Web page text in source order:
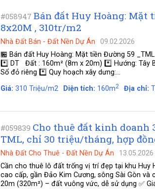
#058947 Bán đất Huy Hoàng: Mặt
8x20M , 310tr/m2
Nhà Đất Bán - Đất Nền Dự Án
09.02.2026
🏪 Bán đất Huy Hoàng: Mặt tiền Đường 59
*️⃣ DT Đất : 160m² (8m x 20m) *️⃣ Hướng: Tây
Sổ đỏ riêng *️⃣ Quy hoạch xây dưng:...
Giá: 310 Triệu/m2 Diện tích: 160m2 Địa chỉ:
#059839 Cho thuê đất kinh doanh
TML, chỉ 30 triệu/tháng, hợp
Nhà Đất Cho Thuê - Đất Nền Dự Án
13.05.2026
Cần cho thuê lô đất trống vị trí đẹp tại khu Huy
cao cấp, gần Đảo Kim Cương, sông Sài Gòn
20m (320m²) – đất vuông vức, dễ sử dụng ✅